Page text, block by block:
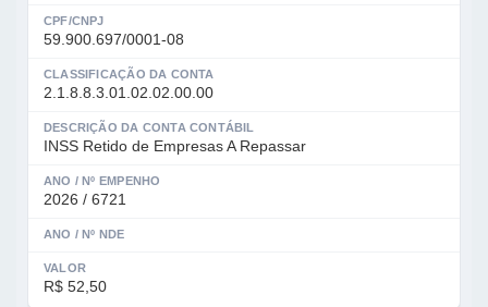
CPF/CNPJ
59.900.697/0001-08
CLASSIFICAÇÃO DA CONTA
2.1.8.8.3.01.02.02.00.00
DESCRIÇÃO DA CONTA CONTÁBIL
INSS Retido de Empresas A Repassar
ANO / Nº EMPENHO
2026 / 6721
ANO / Nº NDE
VALOR
R$ 52,50